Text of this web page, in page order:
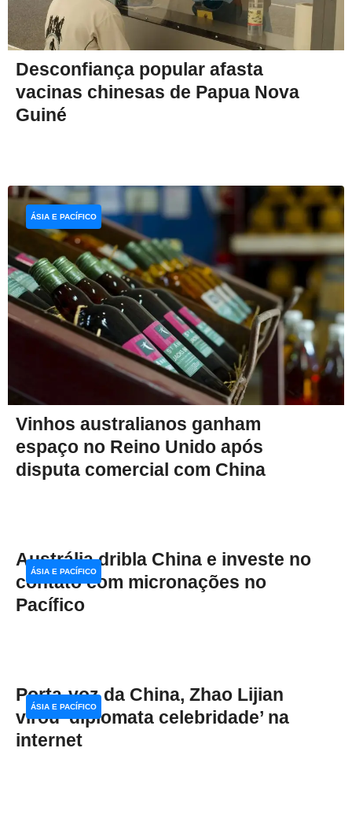
Desconfiança popular afasta
vacinas chinesas de Papua Nova
Guiné
Vinhos australianos ganham
espaço no Reino Unido após
disputa comercial com China
ÁSIA E PACÍFICO
Austrália dribla China e investe no
contato com micronações no
Pacífico
ÁSIA E PACÍFICO
Porta-voz da China, Zhao Lijian
virou ‘diplomata celebridade’ na
internet
ÁSIA E PACÍFICO